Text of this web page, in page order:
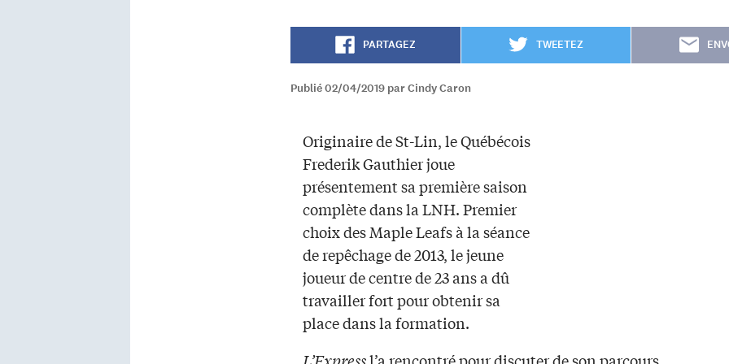
PARTAGEZ TWEETEZ
Publié 02/04/2019 par Cindy Caron
Originaire de St-Lin, le Québécois
Frederik Gauthier joue
présentement sa première saison
complète dans la LNH. Premier
choix des Maple Leafs à la séance
de repêchage de 2013, le jeune
joueur de centre de 23 ans a dû
travailler fort pour obtenir sa
place dans la formation.